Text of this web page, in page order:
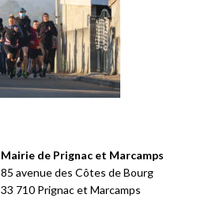
Mairie de Prignac et Marcamps
85 avenue des Côtes de Bourg
33 710 Prignac et Marcamps